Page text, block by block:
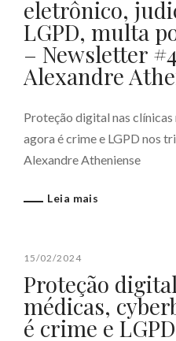
eletrônico,
LGPD, multa
– Newsletter
Alexandre
Proteção digital nas
agora é crime e LGPD nos
Alexandre Atheniense
Leia mais
15/02/2024
Proteção
médicas,
é crime e